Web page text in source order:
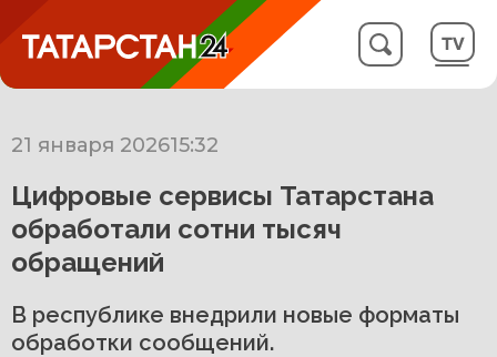
21 января 202615:32
Цифровые сервисы Татарстана
обработали сотни тысяч
обращений
В республике внедрили новые форматы
обработки сообщений.